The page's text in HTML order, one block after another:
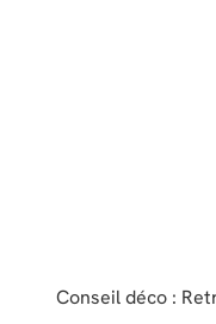
Conseil déco :